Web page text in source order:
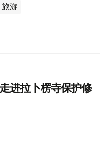
旅游
进拉卜楞寺保护修